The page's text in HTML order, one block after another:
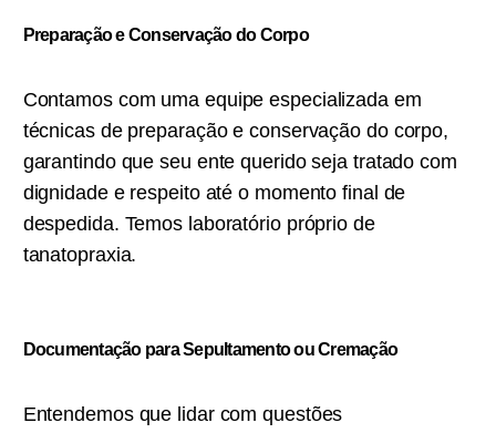
Preparação e Conservação do Corpo
Contamos com uma equipe especializada em
técnicas de preparação e conservação do corpo,
garantindo que seu ente querido seja tratado com
dignidade e respeito até o momento final de
despedida. Temos laboratório próprio de
tanatopraxia.
Documentação para Sepultamento ou Cremação
Entendemos que lidar com questões